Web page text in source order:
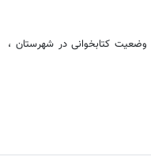
کتابخوانی در شهرستان ،